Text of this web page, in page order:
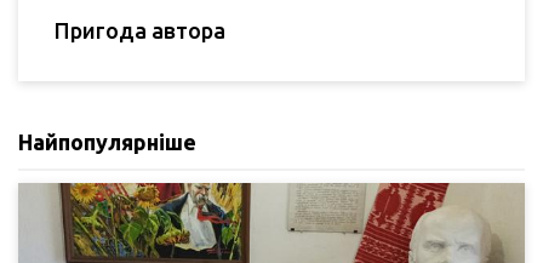
Пригода автора
Найпопулярніше